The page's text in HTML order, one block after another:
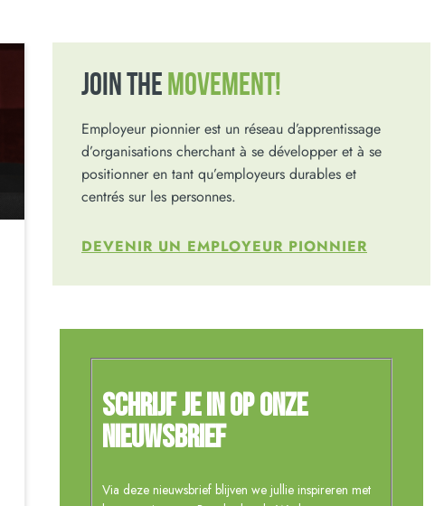
JOIN THE MOVEMENT!
Employeur pionnier est un réseau d’apprentissage
d’organisations cherchant à se développer et à se
positionner en tant qu’employeurs durables et
centrés sur les personnes.
DEVENIR UN EMPLOYEUR PIONNIER